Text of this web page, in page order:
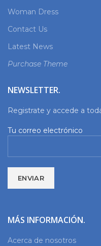
Woman Dress
Contact Us
Latest News
Purchase Theme
NEWSLETTER.
Registrate y accede a
Tu correo electrónico
MÁS INFORMACIÓN.
Acerca de nosotros